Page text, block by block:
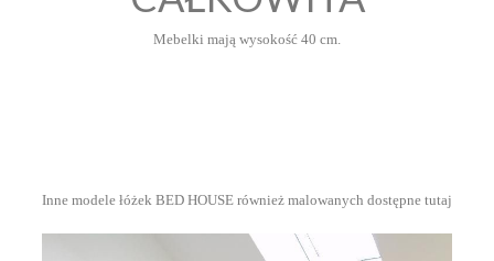
Mebelki mają wysokość 40 cm.
Inne modele łóżek BED HOUSE również malowanych dostępne tutaj